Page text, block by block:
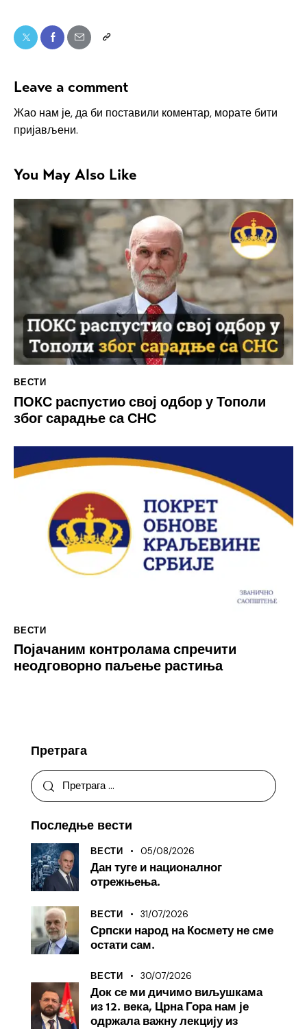
Leave a comment
Жао нам је, да би поставили коментар, морате бити
пријављени.
You May Also Like
ВЕСТИ
ПОКС распустио свој одбор у Тополи
због сарадње са СНС
ВЕСТИ
Појачаним контролама спречити
неодговорно паљење растиња
Претрага
Последње вести
ВЕСТИ 05/08/2026
Дан туге и националног
отрежњења.
ВЕСТИ 31/07/2026
Српски народ на Космету не сме
остати сам.
ВЕСТИ 30/07/2026
Док се ми дичимо виљушкама
из 12. века, Црна Гора нам је
одржала важну лекцију из